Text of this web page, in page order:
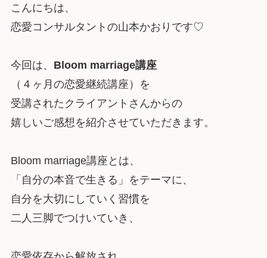
こんにちは、
恋愛コンサルタントの山本かおりです♡
今回は、 Bloom marriage講座
（４ヶ月の恋愛継続講座）を
受講されたクライアントさんからの
嬉しいご感想を紹介させていただきます。
Bloom marriage講座とは、
「自分の本音で生きる」をテーマに、
自分を大切にしていく習慣を
二人三脚でつけいていき、